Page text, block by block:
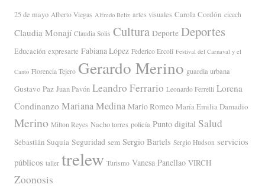
25 de mayo Alberto Viegas Alfredo Beliz artes visuales Carola Cordón cicech
Claudia Monají Claudia Solis Cultura Deporte Deportes
Educación expresarte Fabiana López Federico Ercoli Festival del Carnaval y el
Canto Florencia Tejero Gerardo Merino guardia urbana
Gustavo Paz Juan Pavón Leandro Ferrario Leonardo Ferrelli Lorena
Condinanzo Mariana Medina Mario Romeo María Emilia Damadio
Merino Milton Reyes Nacho torres policía Punto digital Salud
Sebastián Suquia Seguridad sem Sergio Bartels Sergio Hudson servicios
públicos taller trelew Turismo Vanesa Panellao VIRCH
Zoonosis